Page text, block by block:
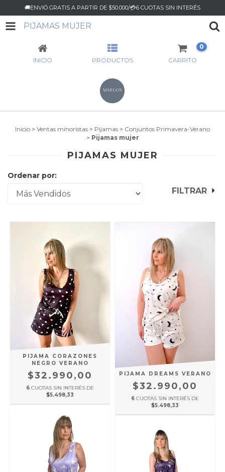
🚚ENVIÓ GRATIS A PARTIR DE $50.000/💳6 CUOTAS SIN INTERÉS
PIJAMAS MUJER
INICIO PRODUCTOS CARRITO
0
Inicio > Ventas minoristas > Pijamas > Conjuntos Primavera-Verano
> Pijamas mujer
PIJAMAS MUJER
Ordenar por:
FILTRAR
PIJAMA CORAZONES
NEGRO VERANO
$32.990,00
6 CUOTAS SIN INTERÉS DE
$5.498,33
PIJAMA DREAMS VERANO
$32.990,00
6 CUOTAS SIN INTERÉS DE
$5.498,33